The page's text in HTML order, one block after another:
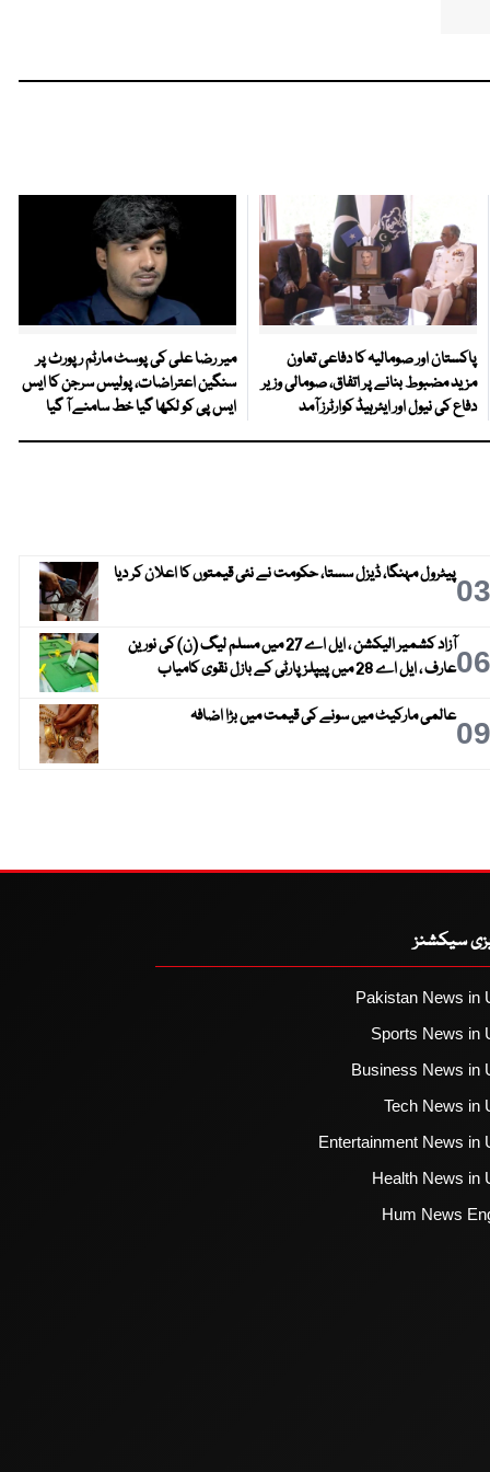
پاکستان اور صومالیہ کا دفاعی تعاون
مزید مضبوط بنانے پر اتفاق، صومالی وزیر
دفاع کی نیول اور ایئرہیڈ کوارٹرز آمد
میر رضا علی کی پوسٹ مارٹم رپورٹ پر
سنگین اعتراضات، پولیس سرجن کا ایس
ایس پی کو لکھا گیا خط سامنے آ گیا
03پیٹرول مہنگا، ڈیزل سستا، حکومت نے نئی قیمتوں کا اعلان کر دیا
06
آزاد کشمیر الیکشن ، ایل اے 27 میں مسلم لیگ (ن) کی نورین
عارف ، ایل اے 28 میں پیپلز پارٹی کے بازل نقوی کامیاب
09عالمی مارکیٹ میں سونے کی قیمت میں بڑا اضافہ
سیکشنز
Pakistan News in
Sports News in
Business News in
Tech News in
Entertainment News in
Health News in
Hum News